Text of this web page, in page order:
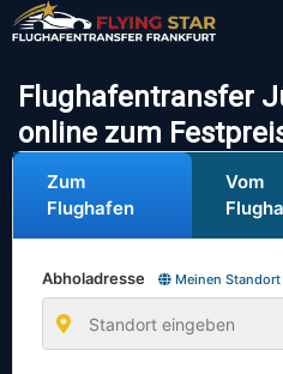
Flughafentransfer
online zum
Zum
Flughafen
Vom
Abholadresse Meinen